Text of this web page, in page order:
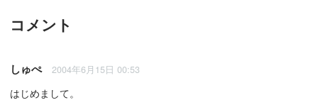
コメント
しゅぺ 2004年6月15日 00:53
はじめまして。